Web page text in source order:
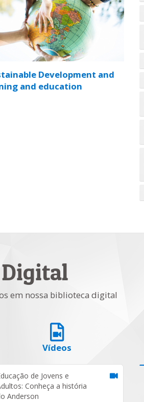
Development and
and education
em nossa biblioteca digital
Vídeos
de Jovens e
Conheça a história
Anderson